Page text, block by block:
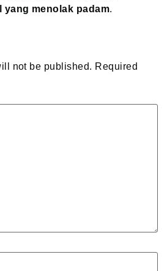
yang menolak padam.
not be published. Required